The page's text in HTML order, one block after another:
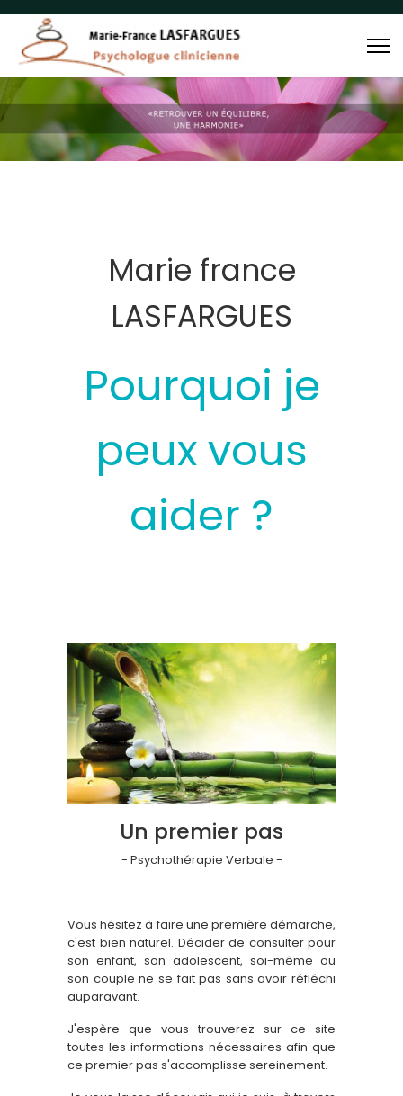
Marie france
LASFARGUES
Pourquoi je
peux vous
aider ?
Un premier pas
- Psychothérapie Verbale -
Vous hésitez à faire une première démarche,
c'est bien naturel. Décider de consulter pour
son enfant, son adolescent, soi-même ou
son couple ne se fait pas sans avoir réfléchi
auparavant.
J'espère que vous trouverez sur ce site
toutes les informations nécessaires afin que
ce premier pas s'accomplisse sereinement.